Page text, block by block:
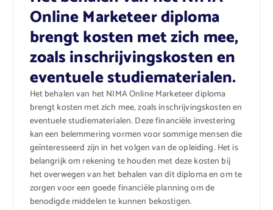
Online Marketeer diploma
brengt kosten met zich mee,
zoals inschrijvingskosten en
eventuele studiematerialen.
Het behalen van het NIMA Online Marketeer diploma
brengt kosten met zich mee, zoals inschrijvingskosten en
eventuele studiematerialen. Deze financiële investering
kan een belemmering vormen voor sommige mensen die
geïnteresseerd zijn in het volgen van de opleiding. Het is
belangrijk om rekening te houden met deze kosten bij
het overwegen van het behalen van dit diploma en om te
zorgen voor een goede financiële planning om de
benodigde middelen te kunnen bekostigen.